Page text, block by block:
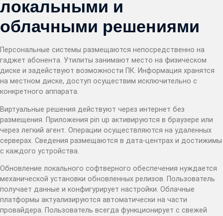
локальными и
облачными решениями
Персональные системы размещаются непосредственно на
гаджет абонента. Утилиты занимают место на физическом
диске и задействуют возможности ПК. Информация хранятся
на местном диске, доступ осуществим исключительно с
конкретного аппарата.
Виртуальные решения действуют через интернет без
размещения. Приложения pin up активируются в браузере или
через легкий агент. Операции осуществляются на удаленных
серверах. Сведения размещаются в дата-центрах и достижимы
с каждого устройства.
Обновление локального софтверного обеспечения нуждается
механической установки обновленных релизов. Пользователь
получает данные и конфигурирует настройки. Облачные
платформы актуализируются автоматически на части
провайдера. Пользователь всегда функционирует с свежей